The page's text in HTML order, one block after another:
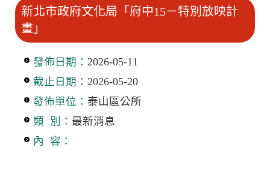
新北市政府文化局「府中15－特別放映計
畫」
發佈日期： 2026-05-11
截止日期： 2026-05-20
發佈單位： 泰山區公所
類 別： 最新消息
內 容：